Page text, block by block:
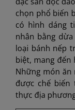
chọn phổ biến
có hình dáng
nhân bằng
loại bánh nếp
biệt, mang đến
Những món ăn
được chế biến
thực địa